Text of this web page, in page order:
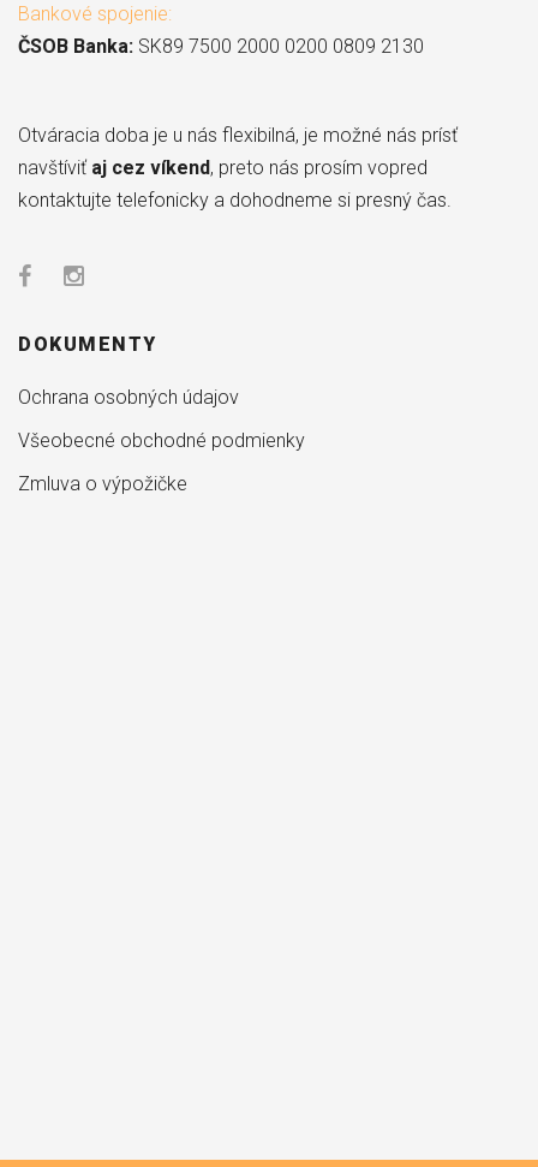
Bankové spojenie:
ČSOB Banka: SK89 7500 2000 0200 0809 2130
Otváracia doba je u nás flexibilná, je možné nás prísť
navštíviť aj cez víkend, preto nás prosím vopred
kontaktujte telefonicky a dohodneme si presný čas.
DOKUMENTY
Ochrana osobných údajov
Všeobecné obchodné podmienky
Zmluva o výpožičke